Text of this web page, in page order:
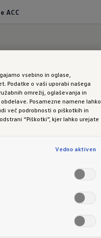
ACC
prikazano na
vsebino in oglase,
Podatke o vaši uporabi našega
omrežij, oglaševanja in
Posamezne namene lahko
več podrobnosti o piškotkih in
“Piškotki”, kjer lahko urejate
Vedno aktiven